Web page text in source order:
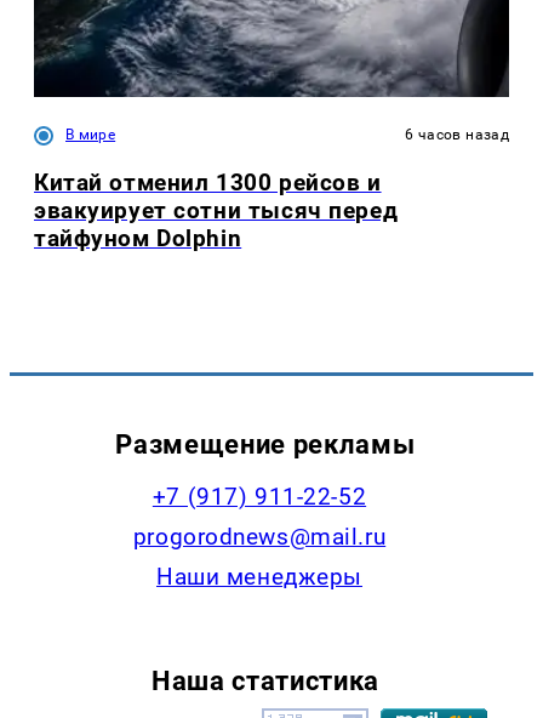
В мире 6 часов назад
Китай отменил 1300 рейсов и
эвакуирует сотни тысяч перед
тайфуном Dolphin
Размещение рекламы
+7 (917) 911-22-52
progorodnews@mail.ru
Наши менеджеры
Наша статистика